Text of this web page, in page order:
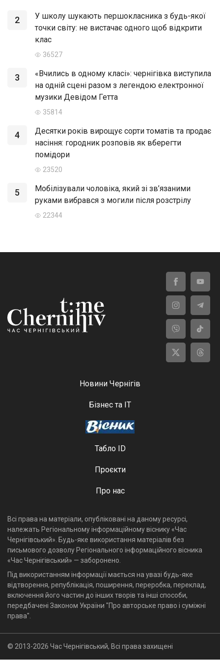
2
У школу шукають першокласника з будь-якої
точки світу: не вистачає одного щоб відкрити
клас
36527
3
«Вчились в одному класі»: чернігівка виступила
на одній сцені разом з легендою електронної
музики Девідом Гетта
35814
4
Десятки років вирощує сорти томатів та продає
насіння: городник розповів як вберегти
помідори
23520
5
Мобілізували чоловіка, який зі зв’язаними
руками вибрався з могили після розстрілу
22344
Новини Чернігів
Бізнес та ІТ
Табло ID
Проєкти
Про нас
Всі права на матеріали, опубліковані на даному ресурсі,
належать Регіональному інформаційному віснику «Час
Чернігівський». Будь-яке використання матеріалів без
письмового дозволу Регіонального інформаційного вісника
«Час Чернігівський» — заборонено.
Під використанням інформації мається на увазі будь-яке
відтворення, републікація, поширення, переробка, переклад,
включення його частин до інших творів та інші способи,
передбачені Законом України "Про авторське право і суміжні
права".
© 2013-2026 Час Чернігівський, Всі права захищені